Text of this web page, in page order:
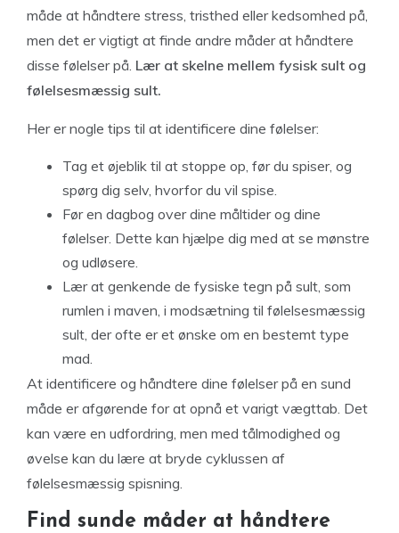
måde at håndtere stress, tristhed eller kedsomhed på,
men det er vigtigt at finde andre måder at håndtere
disse følelser på. Lær at skelne mellem fysisk sult og
følelsesmæssig sult.
Her er nogle tips til at identificere dine følelser:
Tag et øjeblik til at stoppe op, før du spiser, og
spørg dig selv, hvorfor du vil spise.
Før en dagbog over dine måltider og dine
følelser. Dette kan hjælpe dig med at se mønstre
og udløsere.
Lær at genkende de fysiske tegn på sult, som
rumlen i maven, i modsætning til følelsesmæssig
sult, der ofte er et ønske om en bestemt type
mad.
At identificere og håndtere dine følelser på en sund
måde er afgørende for at opnå et varigt vægttab. Det
kan være en udfordring, men med tålmodighed og
øvelse kan du lære at bryde cyklussen af
følelsesmæssig spisning.
Find sunde måder at håndtere